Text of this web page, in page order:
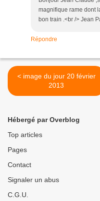
magnifique rame dont
bon train .<br /> Jean
Répondre
< image du jour 20 février
2013
Hébergé par Overblog
Top articles
Pages
Contact
Signaler un abus
C.G.U.